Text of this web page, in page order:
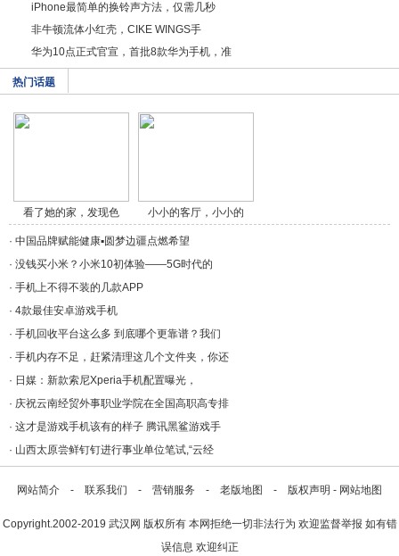
iPhone最简单的换铃声方法，仅需几秒
非牛顿流体小红壳，CIKE WINGS手
华为10点正式官宣，首批8款华为手机，准
热门话题
看了她的家，发现色
调/a>
小小的客厅，小小的
卧/a>
· 中国品牌赋能健康▪圆梦边疆点燃希望
· 没钱买小米？小米10初体验——5G时代的
· 手机上不得不装的几款APP
· 4款最佳安卓游戏手机
· 手机回收平台这么多 到底哪个更靠谱？我们
· 手机内存不足，赶紧清理这几个文件夹，你还
· 日媒：新款索尼Xperia手机配置曝光，
· 庆祝云南经贸外事职业学院在全国高职高专排
· 这才是游戏手机该有的样子 腾讯黑鲨游戏手
· 山西太原尝鲜钉钉进行事业单位笔试,“云经
网站简介 - 联系我们 - 营销服务 - 老版地图 - 版权声明 - 网站地图
Copyright.2002-2019 武汉网 版权所有 本网拒绝一切非法行为 欢迎监督举报 如有错
误信息 欢迎纠正